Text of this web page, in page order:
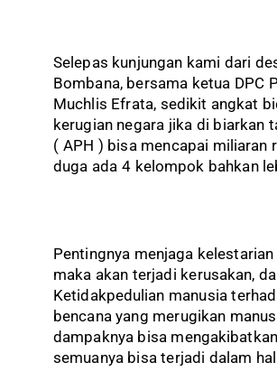
Selepas kunjungan kami dari
Bombana, bersama ketua DPC
Muchlis Efrata, sedikit angkat
kerugian negara jika di biarkan
( APH ) bisa mencapai miliaran
duga ada 4 kelompok bahkan
Pentingnya menjaga
maka akan terjadi kerusakan,
Ketidakpedulian manusia
bencana yang merugikan
dampaknya bisa
semuanya bisa terjadi dalam